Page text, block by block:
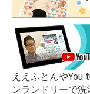
ええふとんやYou
ンランドリーで